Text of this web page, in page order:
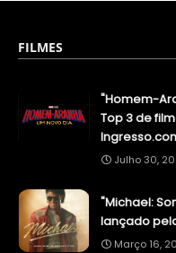
FILMES
"Homem-
Top 3 de
Julho 30,
"Michael:
lançado
Março 16,